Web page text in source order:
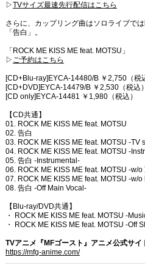
▷TVサイズ最速先行配信はこちら
さらに、カップリング曲はソロライブで
「告白」。
「ROCK ME KISS ME feat. MOTSU」
▷ ご予約はこちら
[CD+Blu-ray]EYCA-14480/B ￥2,750（税
[CD+DVD]EYCA-14479/B ￥2,530（税込）
[CD only]EYCA-14481 ￥1,980（税込）
【CD共通】
01. ROCK ME KISS ME feat. MOTSU
02. 告白
03. ROCK ME KISS ME feat. MOTSU -TV
04. ROCK ME KISS ME feat. MOTSU -
05. 告白 -Instrumental-
06. ROCK ME KISS ME feat. MOTSU -w/o
07. ROCK ME KISS ME feat. MOTSU -w/o
08. 告白 -Off Main Vocal-
【Blu-ray/DVD共通】
・ ROCK ME KISS ME feat. MOTSU -
・ ROCK ME KISS ME feat. MOTSU -Off
TVアニメ『MFゴースト』アニメ公式サイ
https://mfg-anime.com/